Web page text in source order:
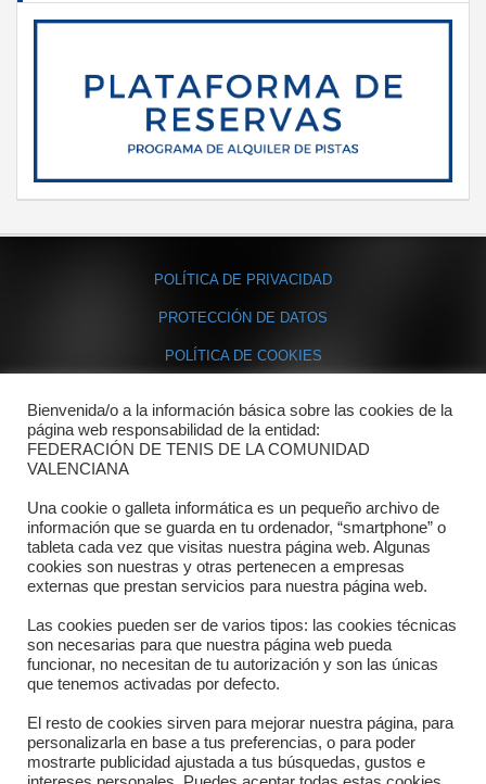
POLÍTICA DE PRIVACIDAD
PROTECCIÓN DE DATOS
POLÍTICA DE COOKIES
Contacto
Dónde estamos
Directorio departamentos
Horario
Formulario de contacto
Bienvenida/o a la información básica sobre las cookies de la
página web responsabilidad de la entidad:
FEDERACIÓN DE TENIS DE LA COMUNIDAD
VALENCIANA
Una cookie o galleta informática es un pequeño archivo de
información que se guarda en tu ordenador, “smartphone” o
tableta cada vez que visitas nuestra página web. Algunas
cookies son nuestras y otras pertenecen a empresas
externas que prestan servicios para nuestra página web.
Las cookies pueden ser de varios tipos: las cookies técnicas
son necesarias para que nuestra página web pueda
funcionar, no necesitan de tu autorización y son las únicas
que tenemos activadas por defecto.
El resto de cookies sirven para mejorar nuestra página, para
personalizarla en base a tus preferencias, o para poder
mostrarte publicidad ajustada a tus búsquedas, gustos e